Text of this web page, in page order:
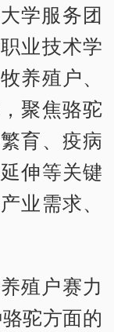
学服务团
业技术学
养殖户、
聚焦骆驼
育、疫病
伸等关键
业需求、
殖户赛力
驼方面的